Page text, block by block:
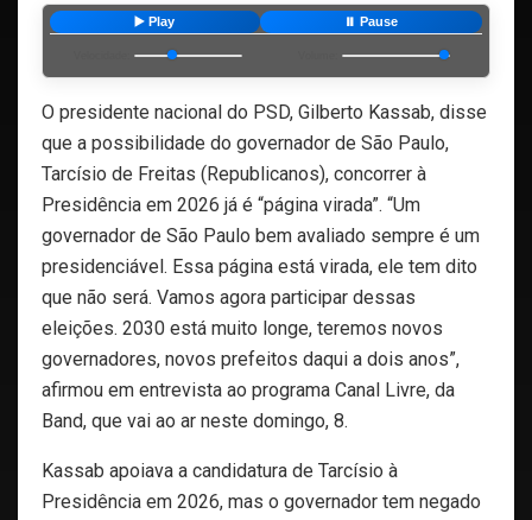
▶️ Play ⏸️ Pause
O presidente nacional do PSD, Gilberto Kassab, disse
que a possibilidade do governador de São Paulo,
Tarcísio de Freitas (Republicanos), concorrer à
Presidência em 2026 já é “página virada”. “Um
governador de São Paulo bem avaliado sempre é um
presidenciável. Essa página está virada, ele tem dito
que não será. Vamos agora participar dessas
eleições. 2030 está muito longe, teremos novos
governadores, novos prefeitos daqui a dois anos”,
afirmou em entrevista ao programa Canal Livre, da
Band, que vai ao ar neste domingo, 8.
Kassab apoiava a candidatura de Tarcísio à
Presidência em 2026, mas o governador tem negado